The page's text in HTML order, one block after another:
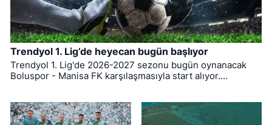
Trendyol 1. Lig’de heyecan bugün başlıyor
Trendyol 1. Lig'de 2026-2027 sezonu bugün oynanacak
Boluspor - Manisa FK karşılaşmasıyla start alıyor.